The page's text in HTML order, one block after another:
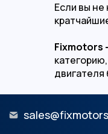
Если вы
Fixmotors
двигателя